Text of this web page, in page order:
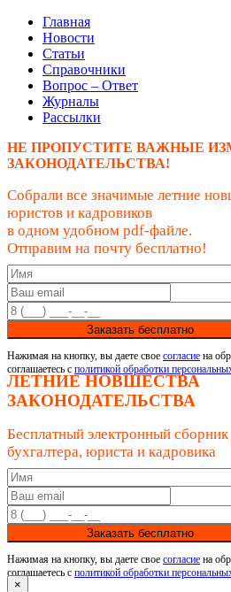
Главная
Новости
Статьи
Справочники
Вопрос – Ответ
Журналы
Рассылки
НЕ ПРОПУСТИТЕ ВАЖНЫЕ
ЗАКОНОДАТЕЛЬСТВА!
Собрали все значимые летние
юристов и кадровиков
в одном удобном pdf-файле.
Отправим на почту бесплатно!
Заказать бесплатно
Нажимая на кнопку, вы даете свое согласие на
соглашаетесь с политикой обработки
ЛЕТНИЕ НОВШЕСТВА
ЗАКОНОДАТЕЛЬСТВА
Бесплатный электронный
бухгалтера, юриста и кадровика
Заказать бесплатно
Нажимая на кнопку, вы даете свое согласие на
соглашаетесь с политикой обработки
×